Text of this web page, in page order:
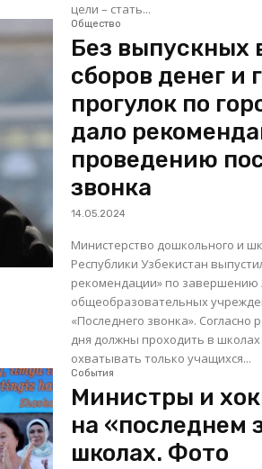
цели – стать...
Общество
Без выпускных
сборов денег и
прогулок по
дало
проведению
звонка
14.05.2024
Министерство дошкольного и
Республики Узбекистан
рекомендации» по завершению
общеобразовательных
«Последнего звонка». Согласно разработке, мероприятия этого
дня должны проходить в школах
охватывать только учащихся...
События
Министры и
на «последнем
школах. Фото